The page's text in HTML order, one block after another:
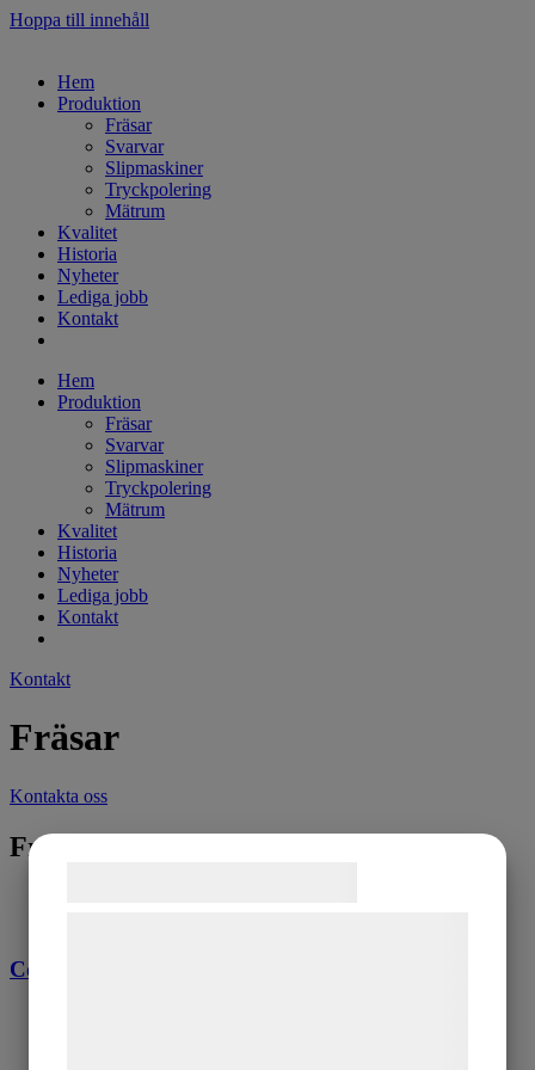
Hoppa till innehåll
Hem
Produktion
Fräsar
Svarvar
Slipmaskiner
Tryckpolering
Mätrum
Kvalitet
Historia
Nyheter
Lediga jobb
Kontakt
Hem
Produktion
Fräsar
Svarvar
Slipmaskiner
Tryckpolering
Mätrum
Kvalitet
Historia
Nyheter
Lediga jobb
Kontakt
Kontakt
Fräsar
Kontakta oss
Fräsar
​​​​​​​Correa L30/58